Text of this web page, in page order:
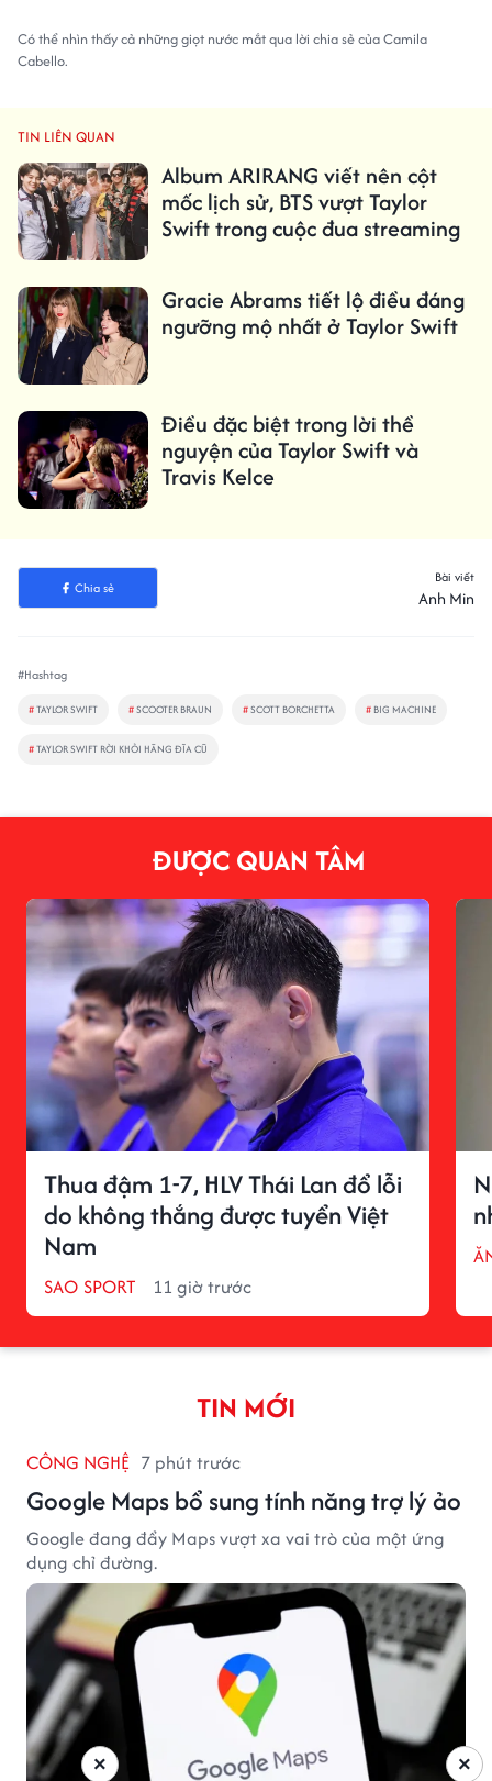
Có thể nhìn thấy cả những giọt nước mắt qua lời chia sẻ của Camila
Cabello.
TIN LIÊN QUAN
Album ARIRANG viết nên cột
mốc lịch sử, BTS vượt Taylor
Swift trong cuộc đua streaming
Gracie Abrams tiết lộ điều đáng
ngưỡng mộ nhất ở Taylor Swift
Điều đặc biệt trong lời thề
nguyện của Taylor Swift và
Travis Kelce
Chia sẻ
Bài viết
Anh Min
#Hashtag
#TAYLOR SWIFT #SCOOTER BRAUN #SCOTT BORCHETTA # BIG MACHINE
#TAYLOR SWIFT RỜI KHỎI HÃNG ĐĨA CŨ
ĐƯỢC QUAN TÂM
Thua đậm 1-7, HLV Thái Lan đổ lỗi
do không thắng được tuyển Việt
Nam
SAO SPORT 11 giờ trước
TIN MỚI
CÔNG NGHỆ 7 phút trước
Google Maps bổ sung tính năng trợ lý ảo
Google đang đẩy Maps vượt xa vai trò của một ứng
dụng chỉ đường.
×
×